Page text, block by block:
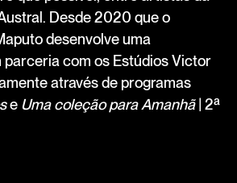
Desde 2020 que o
desenvolve uma
parceria com os Estúdios Victor
através de programas
e Uma coleção para Amanhã| 2ª